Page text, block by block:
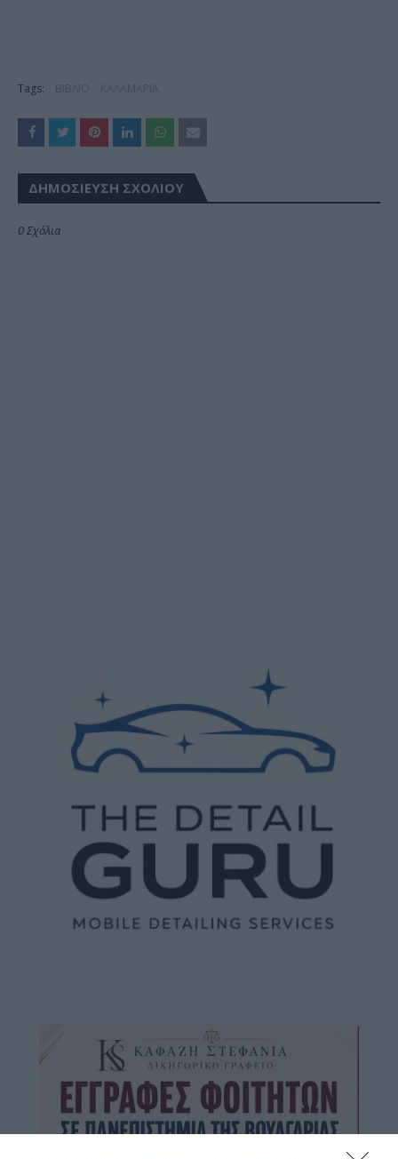
Tags:
ΔΗΜΟΣΊΕΥΣΗ ΣΧΟΛΊΟΥ
0 Σχόλια